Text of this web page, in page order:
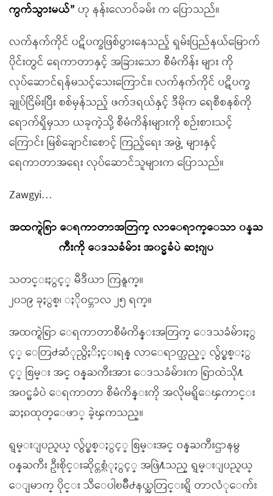
ကွက်သွားမယ်” ဟု နန်းလောဝ်ခမ်း က ပြောသည်။
လက်နက်ကိုင် ပဋိပက္ခဖြစ်ပွားနေသည့် ရှမ်းပြည်နယ်မြောက်
ပိုင်းတွင် ရေကာတာနှင့် အခြားသော စီမံကိန်း များ ကို
လုပ်ဆောင်ရန်မသင့်သေးကြောင်း၊ လက်နက်ကိုင် ပဋိပက္ခ
ချုပ်ငြိမ်းပြီး စစ်မှန်သည့် ဖက်ဒရယ်နှင့် ဒီမိုက ရေစီစနစ်ကို
ရောက်ရှိမှသာ ယခုကဲ့သို့ စီမံကိန်းများကို စဉ်းစားသင့်
ကြောင်း မြစ်ချောင်းစောင့် ကြည့်ရေး အဖွဲ့ များနှင့်
ရေကာတာအရေး လုပ်ဆောင်သူများက ပြောသည်။
Zawgyi…
အထက္ရဲရြာ ေရကာတာအတြက္ လာေရာက္ေသာ ၀န္ႀ
ကီးကို ေဒသခံမ်ား အ၀င္မခံပဲ ဆႏၵျပ
သတင္းႏွင့္ မီဒီယာ ကြန္ရက္။
၂၀၁၉ ခုႏွစ္၊ ႏို၀င္ဘာလ ၂၅ ရက္။
အထက္ရဲရြာ ေရကာတာစီမံကိန္းအတြက္ ေဒသခံမ်ားႏွ
င့္ ေတြ႕ဆံုညွိႏိႈင္းရန္ လာေရာက္သည့္ လွ်ပ္စစ္ႏွ
င့္ စြမ္း အင္ ၀န္ႀကီးအား ေဒသခံမ်ားက ရြာထဲသို႔
အ၀င္မခံပဲ ေရကာတာ စီမံကိန္းကို အလိုမရွိေၾကာင္း
ဆႏၵထုတ္ေဖာ္ ခဲ့ၾကသည္။
ရွမ္းျပည္နယ္ လွ်ပ္စစ္ႏွင့္ စြမ္းအင္ ၀န္ႀကီးဌာနမွ
၀န္ႀကီး ဦးစိုင္းဆိုင္တစ္လံုႏွင့္ အဖြဲ႔သည္ ရွမ္းျပည္နယ္
ေျမာက္ ပိုင္း သီေပါၿမိဳ႕နယ္အတြင္းရွိ တာလံုေက်း